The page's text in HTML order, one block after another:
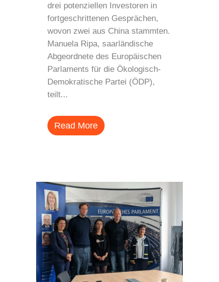
drei potenziellen Investoren in
fortgeschrittenen Gesprächen,
wovon zwei aus China stammten.
Manuela Ripa, saarländische
Abgeordnete des Europäischen
Parlaments für die Ökologisch-
Demokratische Partei (ÖDP),
teilt...
Read More